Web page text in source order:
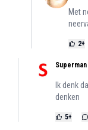
Met
2+
Superman
Ik denk
denken
5+